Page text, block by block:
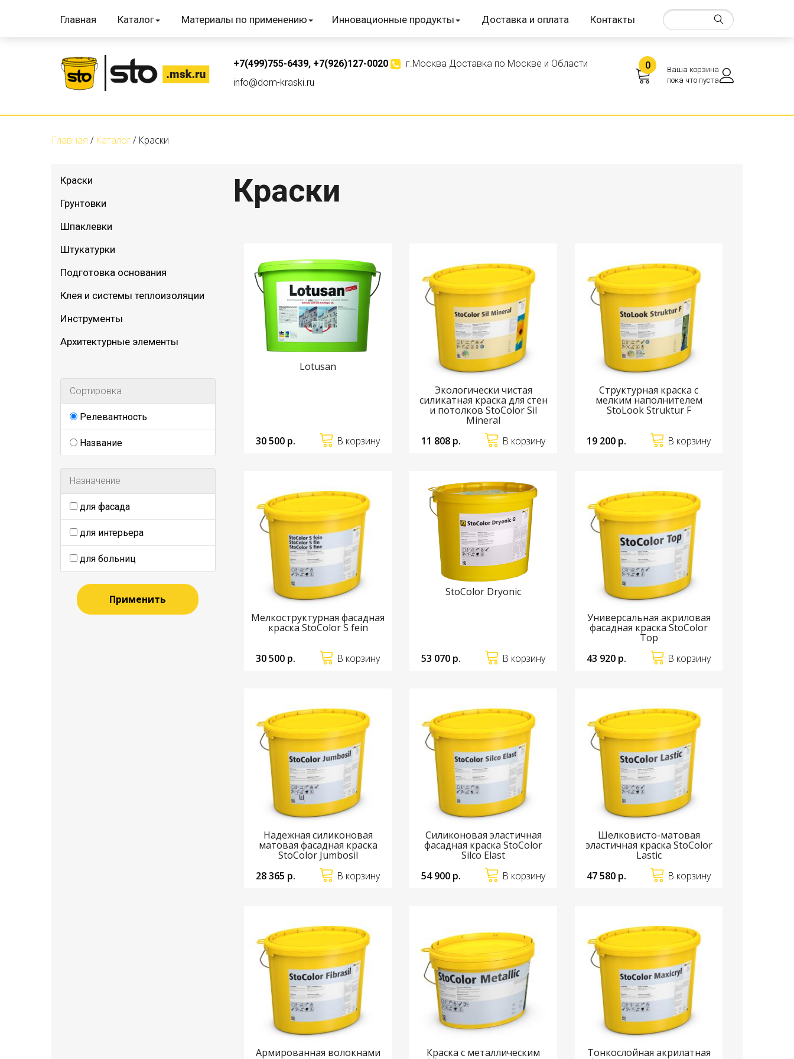
Главная Каталог Материалы по применению Инновационные продукты Доставка и оплата Контакты
+7(499)755-6439, +7(926)127-0020
info@dom-kraski.ru
г.Москва Доставка по Москве и Области 0
Ваша корзина
пока что пуста
Главная Каталог Краски
Краски
Грунтовки
Шпаклевки
Штукатурки
Подготовка основания
Клея и системы теплоизоляции
Инструменты
Архитектурные элементы
Сортировка
Релевантность
Название
Назначение
для фасада
для интерьера
для больниц
Применить
Краски
Lotusan
30 500 р. В корзину
Экологически чистая
силикатная краска для стен
и потолков StoColor Sil
Mineral
11 808 р.
В корзину
Структурная краска с
мелким наполнителем
StoLook Struktur F
19 200 р. В корзину
Мелкоструктурная фасадная
краска StoColor S fein
30 500 р. В корзину
StoColor Dryonic
53 070 р. В корзину
Универсальная акриловая
фасадная краска StoColor
Top
43 920 р.
В корзину
Надежная силиконовая
матовая фасадная краска
StoColor Jumbosil
28 365 р.
В корзину
Силиконовая эластичная
фасадная краска StoColor
Silco Elast
54 900 р.
В корзину
Шелковисто-матовая
эластичная краска StoColor
Lastic
47 580 р.
В корзину
Армированная волокнами Краска с металлическим Тонкослойная акрилатная